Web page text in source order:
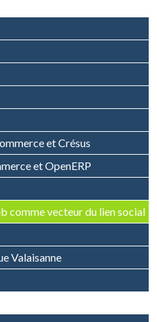
et Crésus
et OpenERP
comme vecteur du lien social
Valaisanne